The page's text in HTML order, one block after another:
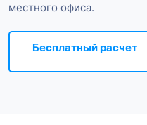
местного офиса.
Бесплатный расчет